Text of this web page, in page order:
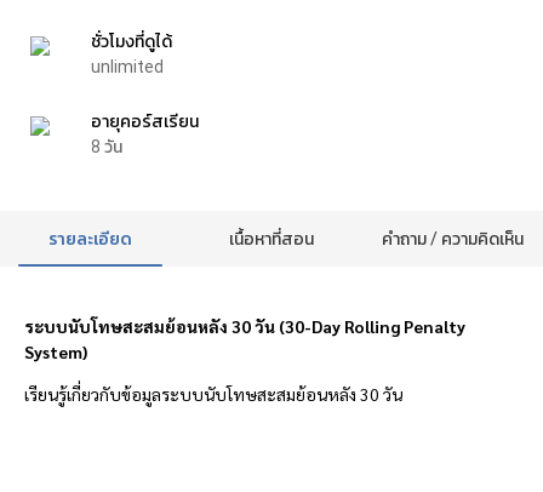
ชั่วโมงที่ดูได้
unlimited
อายุคอร์สเรียน
8 วัน
รายละเอียด เนื้อหาที่สอน คำถาม / ความคิดเห็น
ระบบนับโทษสะสมย้อนหลัง 30 วัน (30-Day Rolling Penalty
System)
เรียนรู้เกี่ยวกับข้อมูลระบบนับโทษสะสมย้อนหลัง 30 วัน